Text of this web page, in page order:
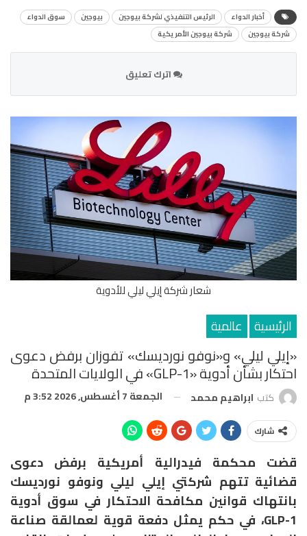
أخبار الدواء الرئيس التنفيذي لشركة بيوجين بيوجين
سوق الدواء
شركة بيوجين
شركة بيوجين الأمريكية
اترك تعليق
شعار شركة إيلي ليلي للأدوية
الرئيسية عالمية
«إيلي ليلي» و«نوفو نورديسك» تفوزان برفض دعوى
احتكار بشأن أدوية «GLP-1» في الولايات المتحدة
كتب ابراهيم محمد الجمعة 7 أغسطس, 2026 3:52 م
شارك
قضت محكمة فيدرالية أمريكية برفض دعوى
قضائية تتهم شركتي إيلي ليلي ونوفو نورديسك
بانتهاك قوانين مكافحة الاحتكار في سوق أدوية
GLP-1، في حكم يمثل دفعة قوية لعمالقة صناعة